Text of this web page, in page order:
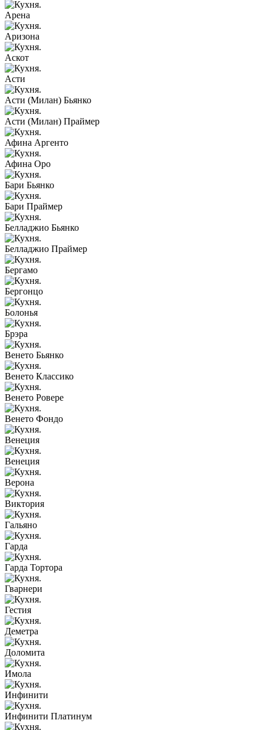
Арена
Аризона
Аскот
Асти
Асти (Милан) Бьянко
Асти (Милан) Праймер
Афина Аргенто
Афина Оро
Бари Бьянко
Бари Праймер
Белладжио Бьянко
Белладжио Праймер
Бергамо
Бергонцо
Болонья
Брэра
Венето Бьянко
Венето Классико
Венето Ровере
Венето Фондо
Венеция
Венеция
Верона
Виктория
Гальяно
Гарда
Гарда Тортора
Гварнери
Гестия
Деметра
Доломита
Имола
Инфинити
Инфинити Платинум